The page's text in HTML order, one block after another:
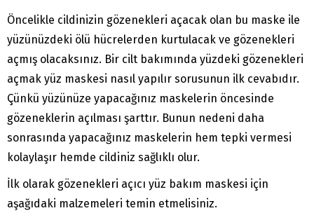
Öncelikle cildinizin gözenekleri açacak olan bu maske ile
yüzünüzdeki ölü hücrelerden kurtulacak ve gözenekleri
açmış olacaksınız. Bir cilt bakımında yüzdeki gözenekleri
açmak yüz maskesi nasıl yapılır sorusunun ilk cevabıdır.
Çünkü yüzünüze yapacağınız maskelerin öncesinde
gözeneklerin açılması şarttır. Bunun nedeni daha
sonrasında yapacağınız maskelerin hem tepki vermesi
kolaylaşır hemde cildiniz sağlıklı olur.
İlk olarak gözenekleri açıcı yüz bakım maskesi için
aşağıdaki malzemeleri temin etmelisiniz.